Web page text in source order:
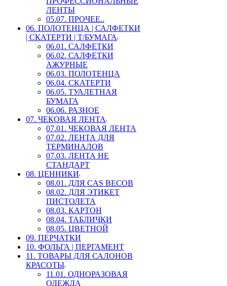
ЛЕНТЫ
05.07. ПРОЧЕЕ..
06. ПОЛОТЕНЦА | САЛФЕТКИ
| СКАТЕРТИ | Т/БУМАГА
06.01. САЛФЕТКИ
06.02. САЛФЕТКИ
АЖУРНЫЕ
06.03. ПОЛОТЕНЦА
06.04. СКАТЕРТИ
06.05. ТУАЛЕТНАЯ
БУМАГА
06.06. РАЗНОЕ
07. ЧЕКОВАЯ ЛЕНТА
07.01. ЧЕКОВАЯ ЛЕНТА
07.02. ЛЕНТА ДЛЯ
ТЕРМИНАЛОВ
07.03. ЛЕНТА НЕ
СТАНДАРТ
08. ЦЕННИКИ
08.01. ДЛЯ CAS ВЕСОВ
08.02. ДЛЯ ЭТИКЕТ
ПИСТОЛЕТА
08.03. КАРТОН
08.04. ТАБЛИЧКИ
08.05. ЦВЕТНОЙ
09. ПЕРЧАТКИ
10. ФОЛЬГА | ПЕРГАМЕНТ
11. ТОВАРЫ ДЛЯ САЛОНОВ
КРАСОТЫ
11.01. ОДНОРАЗОВАЯ
ОДЕЖДА